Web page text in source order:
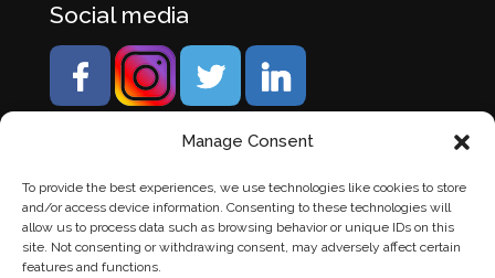
Manage Consent
To provide the best experiences, we use technologies like cookies to store
and/or access device information. Consenting to these technologies will
allow us to process data such as browsing behavior or unique IDs on this
site. Not consenting or withdrawing consent, may adversely affect certain
features and functions.
Social media